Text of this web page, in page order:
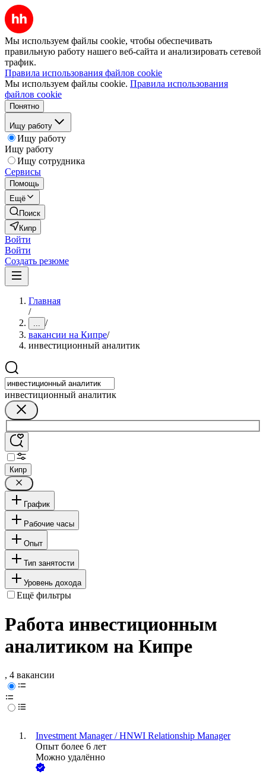
Мы используем файлы cookie, чтобы обеспечивать
правильную работу нашего веб-сайта и анализировать сетевой
трафик.
Правила использования файлов cookie
Мы используем файлы cookie. Правила использования
файлов cookie
Понятно
Ищу работу
Ищу работу
Ищу работу
Ищу сотрудника
Сервисы
Помощь
Ещё
Поиск
Кипр
Войти
Войти
Создать резюме
Главная
/
... /
вакансии на Кипре/
инвестиционный аналитик
инвестиционный аналитик
Кипр
График
Рабочие часы
Опыт
Тип занятости
Уровень дохода
Ещё фильтры
Работа инвестиционным
аналитиком на Кипре
, 4 вакансии
Investment Manager / HNWI Relationship Manager
Опыт более 6 лет
Можно удалённо